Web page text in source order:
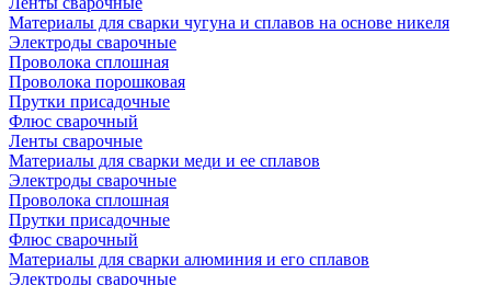
Материалы для сварки чугуна и сплавов на основе никеля
Электроды сварочные
Проволока сплошная
Проволока порошковая
Прутки присадочные
Флюс сварочный
Ленты сварочные
Материалы для сварки меди и ее сплавов
Электроды сварочные
Проволока сплошная
Прутки присадочные
Флюс сварочный
Материалы для сварки алюминия и его сплавов
Электроды сварочные